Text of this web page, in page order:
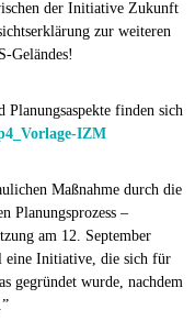
der Initiative Zukunft
zur weiteren
Geländes!
finden sich
IZM
Maßnahme durch die
Planungsprozess –
am 12. September
eine Initiative, die sich für
gegründet wurde, nachdem